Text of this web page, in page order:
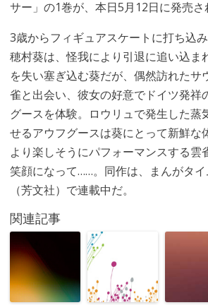
サー」の1巻が、本日5月12日に発売さ
3歳からフィギュアスケートに打ち込
穂村葵は、怪我により引退に追い込ま
を失い塞ぎ込む葵だが、偶然訪れたサ
雀と出会い、彼女の好意でドイツ発祥
グースを体験。ロウリュで発生した蒸
せるアウフグースは葵にとって新鮮な
より楽しそうにパフォーマンスする雲
笑顔になって……。同作は、まんがタ
（芳文社）で連載中だ。
関連記事